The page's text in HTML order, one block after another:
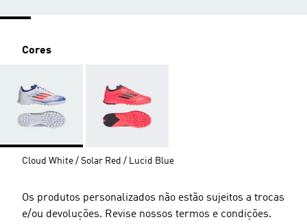
Cores
Cloud White / Solar Red / Lucid Blue
Os produtos personalizados não estão sujeitos a trocas
e/ou devoluções. Revise nossos termos e condições.